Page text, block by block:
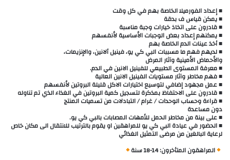
■ إعداد الفورميلا الخاصة بهم في كل وقت
■ يمكن قياس ف بدقة
■ قادرون على اتخاذ خيارات وجبة مناسبة
■ يمكنهم إعداد بعض الوجبات الأساسية لأنفسهم
■ أخذ عينات الدم الخاصة بهم
■ لديهم فهم ما مسببات البي كي يو، فينيل ألانين، والإنزيمات،
والأحماض الأمينية وآثار المرض
■ معرفة المستوى الطبيعي للفينيل الانين في الدم.
■ فهم مخاطر وآثار مستويات الفينيل الانين العالية
■ عمل مجهود إضافي لتوسيع اختيارات الاكل قليلة البروتين لأنفسهم
■ قادرون على الاحتفاظ بمذكرة لتسجيل كمية البروتين في الغذاء الذي تم تناوله
■ قراءة وحساب الوحدات / غرام / التبادلات من تسميات المنتج
دون مساعدة
■ على بينة من مخاطر الحمل للأمهات المصابات بالبي كي يو.
■ الحضور في عيادة البي كي يو للمراهقين او يقوم بالترتيب للانتقال الى مكان خاص
لرعاية البالغين من مرضى التمثيل الغذائي
المراهقون المتأخرون: 14-18 سنة